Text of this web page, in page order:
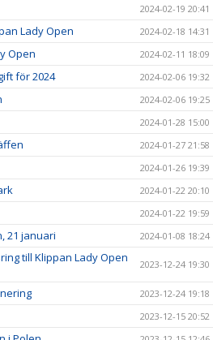
2024-02-19 20:41
Lady Open 2024-02-18 14:31
Open 2024-02-11 18:09
för 2024 2024-02-06 19:32
2024-02-06 19:25
2024-01-28 15:00
2024-01-27 21:58
2024-01-26 19:39
2024-01-22 20:10
2024-01-22 19:59
21 januari 2024-01-08 18:24
till Klippan Lady Open
2023-12-24 19:30
2023-12-24 19:18
2023-12-15 20:52